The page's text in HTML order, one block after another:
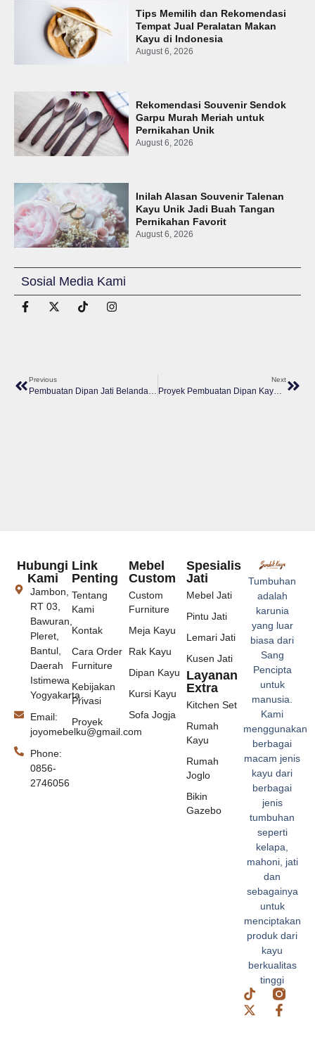
Tips Memilih dan Rekomendasi
Tempat Jual Peralatan Makan
Kayu di Indonesia
August 6, 2026
Rekomendasi Souvenir Sendok
Garpu Murah Meriah untuk
Pernikahan Unik
August 6, 2026
Inilah Alasan Souvenir Talenan
Kayu Unik Jadi Buah Tangan
Pernikahan Favorit
August 6, 2026
Sosial Media Kami
Previous Next
Proyek Pembuatan Dipan Kayu Jati – Joyo Mebel Untuk Tn H Di Condong Catur Sleman
Tumbuhan
adalah
karunia
yang luar
biasa dari
Sang
Pencipta
untuk
manusia.
Kami
menggunakan
berbagai
macam jenis
kayu dari
berbagai
jenis
tumbuhan
seperti
kelapa,
mahoni, jati
dan
sebagainya
untuk
menciptakan
produk dari
kayu
berkualitas
tinggi
Spesialis
Jati
Mebel Jati
Pintu Jati
Lemari Jati
Kusen Jati
Layanan
Extra
Kitchen Set
Rumah
Kayu
Rumah
Joglo
Bikin
Gazebo
Mebel
Custom
Custom
Furniture
Meja Kayu
Rak Kayu
Dipan Kayu
Kursi Kayu
Sofa Jogja
Link
Penting
Tentang
Kami
Kontak
Cara Order
Furniture
Kebijakan
Privasi
Proyek
Hubungi
Kami
Jambon,
RT 03,
Bawuran,
Pleret,
Bantul,
Daerah
Istimewa
Yogyakarta.
Email:
joyomebelku@gmail.com
Phone:
0856-
2746056